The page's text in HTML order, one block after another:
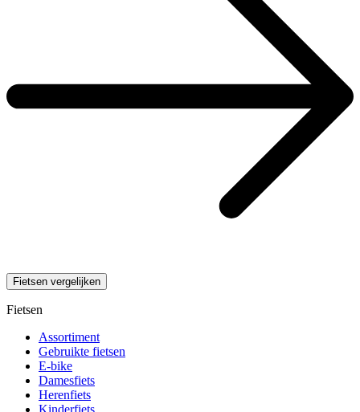
Fietsen vergelijken
Fietsen
Assortiment
Gebruikte fietsen
E-bike
Damesfiets
Herenfiets
Kinderfiets